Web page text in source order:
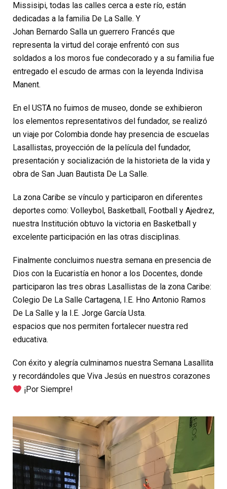
Missisipi, todas las calles cerca a este río, están
dedicadas a la familia De La Salle. Y
Johan Bernardo Salla un guerrero Francés que
representa la virtud del coraje enfrentó con sus
soldados a los moros fue condecorado y a su familia fue
entregado el escudo de armas con la leyenda Indivisa
Manent.
En el USTA no fuimos de museo, donde se exhibieron
los elementos representativos del fundador, se realizó
un viaje por Colombia donde hay presencia de escuelas
Lasallistas, proyección de la película del fundador,
presentación y socialización de la historieta de la vida y
obra de San Juan Bautista De La Salle.
La zona Caribe se vínculo y participaron en diferentes
deportes como: Volleybol, Basketball, Football y Ajedrez,
nuestra Institución obtuvo la victoria en Basketball y
excelente participación en las otras disciplinas.
Finalmente concluimos nuestra semana en presencia de
Dios con la Eucaristía en honor a los Docentes, donde
participaron las tres obras Lasallistas de la zona Caribe:
Colegio De La Salle Cartagena, I.E. Hno Antonio Ramos
De La Salle y la I.E. Jorge García Usta.
espacios que nos permiten fortalecer nuestra red
educativa.
Con éxito y alegría culminamos nuestra Semana Lasallita
y recordándoles que Viva Jesús en nuestros corazones
¡Por Siempre!